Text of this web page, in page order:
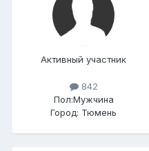
Активный участник
842
Пол:Мужчина
Город: Тюмень